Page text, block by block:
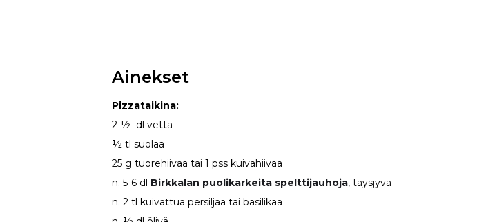
Ainekset
Pizzataikina:
2 ½ dl vettä
½ tl suolaa
25 g tuorehiivaa tai 1 pss kuivahiivaa
n. 5-6 dl Birkkalan puolikarkeita spelttijauhoja, täysjyvä
n. 2 tl kuivattua persiljaa tai basilikaa